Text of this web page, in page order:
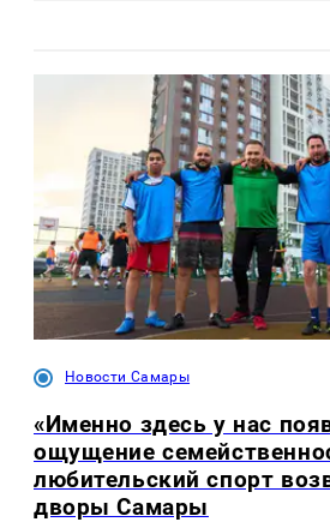
Новости Самары
«Именно здесь у нас
ощущение
любительский спорт
дворы Самары